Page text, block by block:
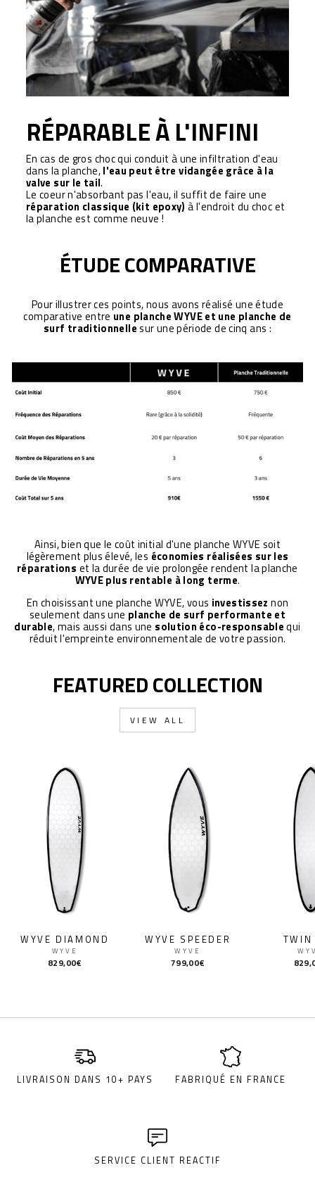
RÉPARABLE À L'INFINI
En cas de gros choc qui conduit à une infiltration d'eau
dans la planche,l'eau peut être vidangée grâce à la
valve sur le tail.
Le coeur n'absorbant pas l'eau, il suffit de faire une
réparation classique (kit epoxy) à l'endroit du choc et
la planche est comme neuve !
ÉTUDE COMPARATIVE
Pour illustrer ces points, nous avons réalisé une étude
comparative entre une planche WYVE et une planche de
surf traditionnellesur une période de cinq ans :
Ainsi, bien que le coût initial d'une planche WYVE soit
légèrement plus élevé, les économies réalisées sur les
réparations et la durée de vie prolongée rendent la planche
WYVE plus rentable à long terme.
En choisissant une planche WYVE, vous investissez non
seulement dans une planche de surf performante et
durable, mais aussi dans une solution éco-responsablequi
réduit l'empreinte environnementale de votre passion.
FEATURED COLLECTION
VIEW ALL
WYVE DIAMOND
WYVE
829,00€
WYVE SPEEDER
WYVE
799,00€
LIVRAISON DANS 10+ PAYS FABRIQUÉ EN FRANCE
SERVICE CLIENT REACTIF